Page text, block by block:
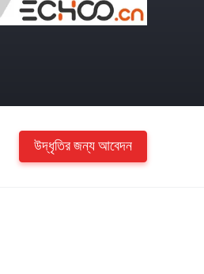
উদ্ধৃতির জন্য আবেদন